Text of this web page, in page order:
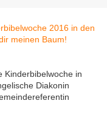
Kinderbibelwoche in
Diakonin